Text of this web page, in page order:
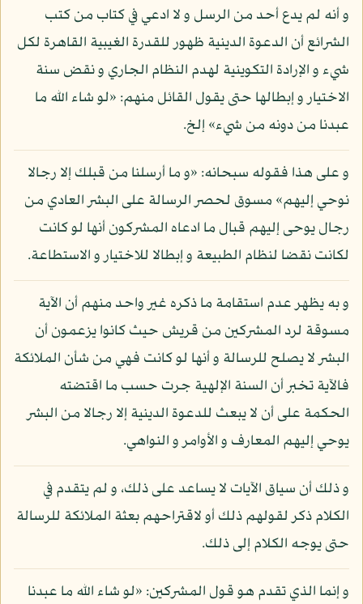
و أنه لم يدع أحد من الرسل و لا ادعي في كتاب من كتب
الشرائع أن الدعوة الدينية ظهور للقدرة الغيبية القاهرة لكل
شيء و الإرادة التكوينية لهدم النظام الجاري و نقض سنة
الاختيار و إبطالها حتى يقول القائل منهم: «لو شاء الله ما
عبدنا من دونه من شيء» إلخ.
و على هذا فقوله سبحانه: «و ما أرسلنا من قبلك إلا رجالا
نوحي إليهم» مسوق لحصر الرسالة على البشر العادي من
رجال يوحى إليهم قبال ما ادعاه المشركون أنها لو كانت
لكانت نقضا لنظام الطبيعة و إبطالا للاختيار و الاستطاعة.
و به يظهر عدم استقامة ما ذكره غير واحد منهم أن الآية
مسوقة لرد المشركين من قريش حيث كانوا يزعمون أن
البشر لا يصلح للرسالة و أنها لو كانت فهي من شأن الملائكة
فالآية تخبر أن السنة الإلهية جرت حسب ما اقتضته
الحكمة على أن لا يبعث للدعوة الدينية إلا رجالا من البشر
يوحي إليهم المعارف و الأوامر و النواهي.
و ذلك أن سياق الآيات لا يساعد على ذلك، و لم يتقدم في
الكلام ذكر لقولهم ذلك أو لاقتراحهم بعثة الملائكة للرسالة
حتى يوجه الكلام إلى ذلك.
و إنما الذي تقدم هو قول المشركين: «لو شاء الله ما عبدنا